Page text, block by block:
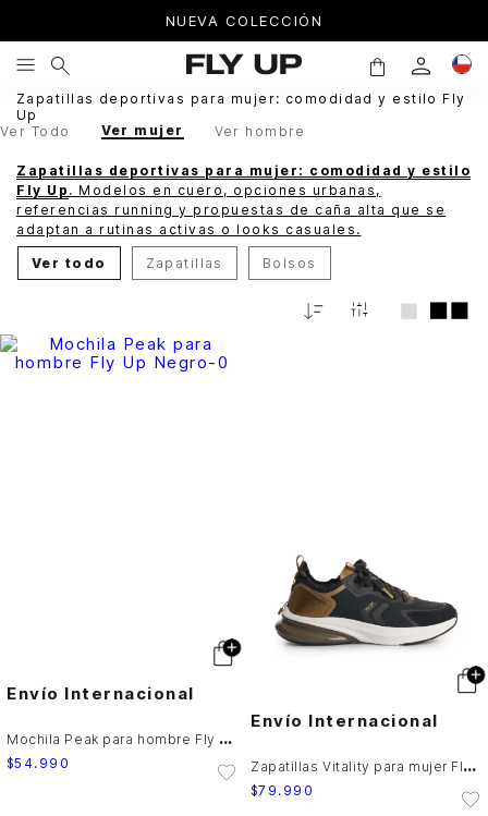
NUEVA COLECCIÓN
Zapatillas deportivas para mujer: comodidad y estilo Fly
Up
Ver Todo
Ver mujer Ver hombre
Zapatillas deportivas para mujer: comodidad y estilo
Fly Up . Modelos en cuero, opciones urbanas,
referencias running y propuestas de caña alta que se
adaptan a rutinas activas o looks casuales.
Ver todo Zapatillas Bolsos
Relevancia
Envío Internacional
M
ochila Peak para hombre Fly Up
$54. 990
Envío Internacional
Z
apatillas Vitality para mujer Fly Up
$79 . 990